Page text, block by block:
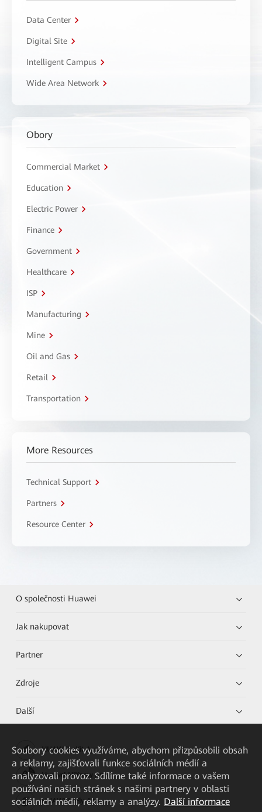
Data Center
Digital Site
Intelligent Campus
Wide Area Network
Obory
Commercial Market
Education
Electric Power
Finance
Government
Healthcare
ISP
Manufacturing
Mine
Oil and Gas
Retail
Transportation
More Resources
Technical Support
Partners
Resource Center
O společnosti Huawei
Jak nakupovat
Partner
Zdroje
Další
HUAWEI eKit App
Huawei HiKnow App
HUAWEI eFly App
Soubory cookies využíváme, abychom přizpůsobili obsah
a reklamy, zajišťovali funkce sociálních médií a
analyzovali provoz. Sdílíme také informace o vašem
používání našich stránek s našimi partnery v oblasti
sociálních médií, reklamy a analýzy. Další informace